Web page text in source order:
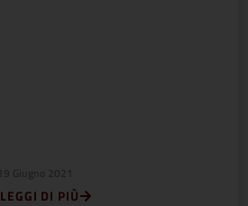
LEGGI DI PIÙ